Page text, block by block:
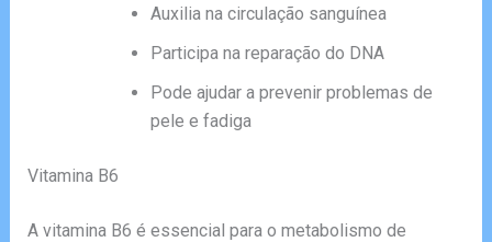
Auxilia na circulação sanguínea
Participa na reparação do DNA
Pode ajudar a prevenir problemas de
pele e fadiga
Vitamina B6
A vitamina B6 é essencial para o metabolismo de